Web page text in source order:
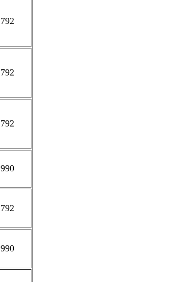
792
792
792
990
792
990